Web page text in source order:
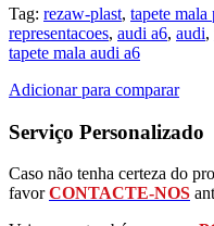
Tag: rezaw-plast, tapete mala
representacoes, audi a6, audi,
tapete mala audi a6
Adicionar para comparar
Serviço Personalizado
Caso não tenha certeza do
favorCONTACTE-NOS